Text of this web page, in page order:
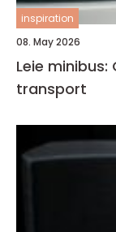
inspiration
08. May 2026
Leie
transport